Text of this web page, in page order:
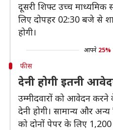
दूसरी शिफ्ट उच्च माध्यमिक
लिए दोपहर 02:30 बजे से
होगी।
आपने 25%
फीस
देनी होगी इतनी
उम्मीदवारों को आवेदन
देनी होगी। सामान्य और अन्य
को दोनों पेपर के लिए